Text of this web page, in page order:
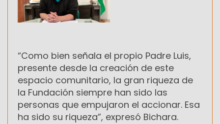
“Como bien señala el propio Padre Luis,
presente desde la creación de este
espacio comunitario, la gran riqueza de
la Fundación siempre han sido las
personas que empujaron el accionar. Esa
ha sido su riqueza”, expresó Bichara.